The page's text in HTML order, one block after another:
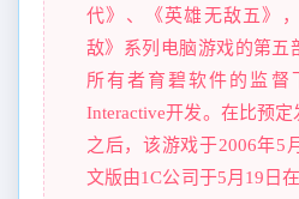
代》、《英雄无敌五》
敌》系列电脑游戏的第五
所有者育碧软件的监督
Interactive开发。在比预
之后，该游戏于2006年5
文版由1C公司于5月19日